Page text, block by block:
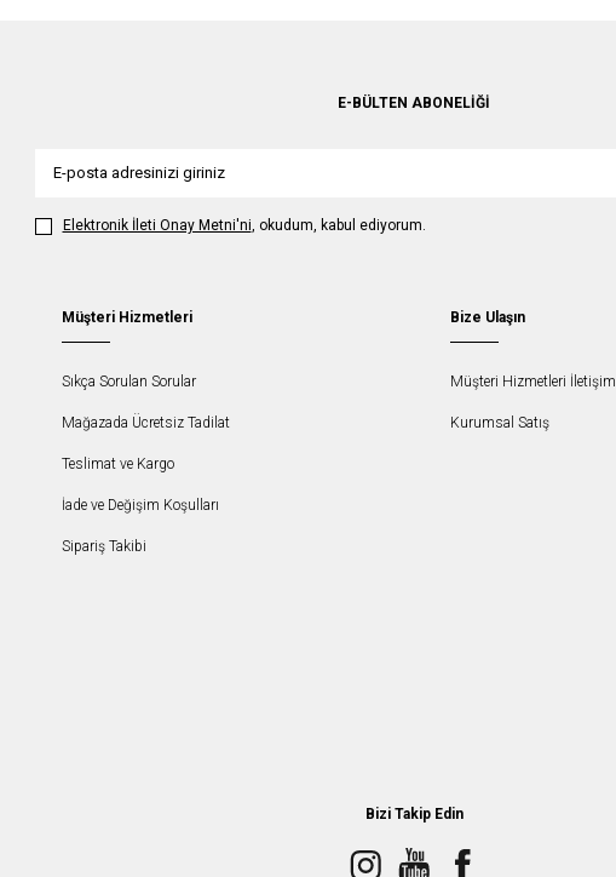
E-BÜLTEN ABONELIĞI
Elektronik İleti Onay Metni'ni, okudum, kabul ediyorum.
Müşteri Hizmetleri
Sıkça Sorulan Sorular
Mağazada Ücretsiz Tadilat
Teslimat ve Kargo
İade ve Değişim Koşulları
Sipariş Takibi
Bize Ulaşın
Müşteri Hizmetleri İletişim
Kurumsal Satış
Bizi Takip Edin